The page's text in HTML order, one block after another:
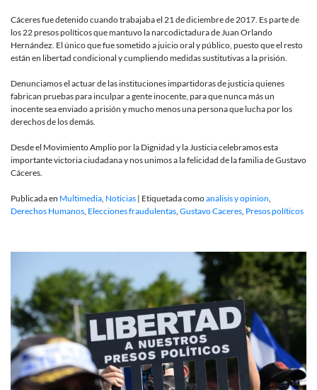
Cáceres fue detenido cuando trabajaba el 21 de diciembre de 2017. Es parte de
los 22 presos políticos que mantuvo la narcodictadura de Juan Orlando
Hernández. El único que fue sometido a juicio oral y público, puesto que el resto
están en libertad condicional y cumpliendo medidas sustitutivas a la prisión.
Denunciamos el actuar de las instituciones impartidoras de justicia quienes
fabrican pruebas para inculpar a gente inocente, para que nunca más un
inocente sea enviado a prisión y mucho menos una persona que lucha por los
derechos de los demás.
Desde el Movimiento Amplio por la Dignidad y la Justicia celebramos esta
importante victoria ciudadana y nos unimos a la felicidad de la familia de Gustavo
Cáceres.
Publicada en Multimedia, Noticias | Etiquetada comoanalisis y opinion,
Derechos Humanos, Elecciones fraudulentas, Gustavo Caceres, Presos políticos